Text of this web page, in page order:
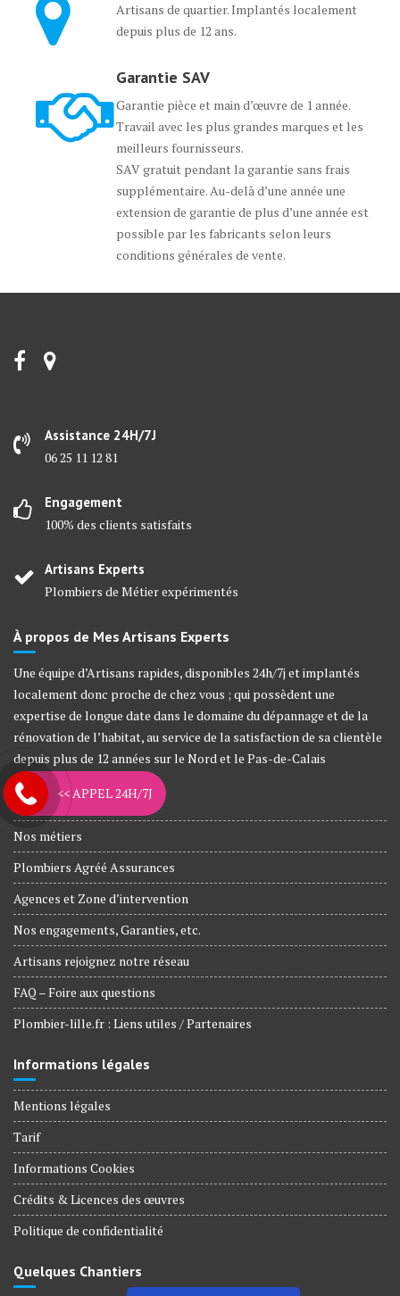
Artisans de quartier. Implantés localement
depuis plus de 12 ans.
Garantie SAV
Garantie pièce et main d’œuvre de 1 année.
Travail avec les plus grandes marques et les
meilleurs fournisseurs.
SAV gratuit pendant la garantie sans frais
supplémentaire. Au-delà d’une année une
extension de garantie de plus d’une année est
possible par les fabricants selon leurs
conditions générales de vente.
Assistance 24H/7J
06 25 11 12 81
Engagement
100% des clients satisfaits
Artisans Experts
Plombiers de Métier expérimentés
À propos de Mes Artisans Experts
Une équipe d’Artisans rapides, disponibles 24h/7j et implantés
localement donc proche de chez vous ; qui possèdent une
expertise de longue date dans le domaine du dépannage et de la
rénovation de l’habitat, au service de la satisfaction de sa clientèle
depuis plus de 12 années sur le Nord et le Pas-de-Calais
L’entreprise
Nos métiers
Plombiers Agréé Assurances
Agences et Zone d’intervention
Nos engagements, Garanties, etc.
Artisans rejoignez notre réseau
FAQ – Foire aux questions
Plombier-lille.fr : Liens utiles / Partenaires
Informations légales
Mentions légales
Tarif
Informations Cookies
Crédits & Licences des œuvres
Politique de confidentialité
Quelques Chantiers
<< APPEL 24H/7J